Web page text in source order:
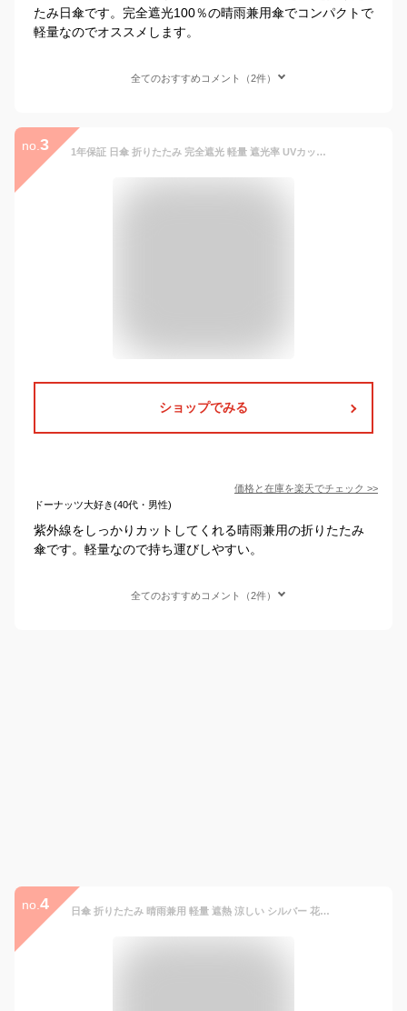
たみ日傘です。完全遮光100％の晴雨兼用傘でコンパクトで
軽量なのでオススメします。
全てのおすすめコメント（2件）
no. 3 1年保証 日傘 折りたたみ 完全遮光 軽量 遮光率 UVカット率 100% 親骨50cm UVカット 遮光 遮熱 遮蔽 100% 晴雨兼用 UPF50+ 超撥水 傘 雨具 紫外線対策 シンプル おしゃれ フリル かさ カサ 折り畳み 無地 男性 女性 婦人 メンズ レディース ★[送料無料]
ショップでみる
価格と在庫を楽天でチェック >>
ドーナッツ大好き(40代・男性)
紫外線をしっかりカットしてくれる晴雨兼用の折りたたみ
傘です。軽量なので持ち運びしやすい。
全てのおすすめコメント（2件）
no. 4 日傘 折りたたみ 晴雨兼用 軽量 遮熱 涼しい シルバー 花柄 50cm 遮光 UVカット 紫外線対策 熱中症対策 通勤 通学 おしゃれ かわいい 人気 レディース 丈夫 軽い 折り畳み 手動開閉 2つ折り 銀色の傘 ひんやり傘 リーベン 0577